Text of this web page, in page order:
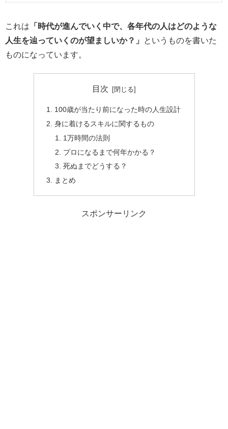
これは 「時代が進んでいく中で、各年代の人はどのような
人生を辿っていくのが望ましいか？」
というものを書いた
ものになっています。
目次
100歳が当たり前になった時の人生設計
身に着けるスキルに関するもの
1万時間の法則
プロになるまで何年かかる？
死ぬまでどうする？
まとめ
スポンサーリンク